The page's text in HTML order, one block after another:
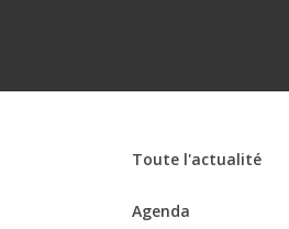
Toute l'actualité
Agenda